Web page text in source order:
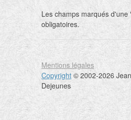
Les champs marqués d'une
obligatoires.
Mentions légales
Copyright © 2002-2026
Dejeunes